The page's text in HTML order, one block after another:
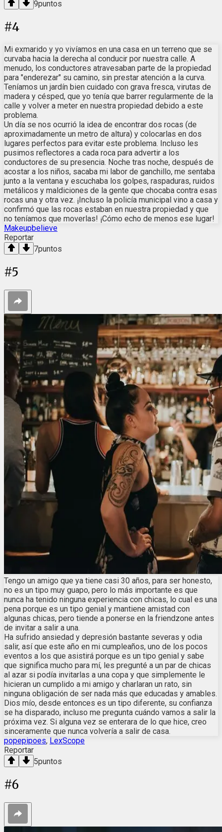
9puntos
#4
Mi exmarido y yo vivíamos en una casa en un terreno que se
curvaba hacia la derecha al conducir por nuestra calle. A
menudo, los conductores atravesaban parte de la propiedad
para "enderezar" su camino, sin prestar atención a la curva.
Teníamos un jardín bien cuidado con grava fresca, virutas de
madera y césped, que yo tenía que barrer regularmente de la
calle y volver a meter en nuestra propiedad debido a este
problema.
Un día se nos ocurrió la idea de encontrar dos rocas (de
aproximadamente un metro de altura) y colocarlas en dos
lugares perfectos para evitar este problema. Incluso les
pusimos reflectores a cada roca para advertir a los
conductores de su presencia. Noche tras noche, después de
acostar a los niños, sacaba mi labor de ganchillo, me sentaba
junto a la ventana y escuchaba los golpes, raspaduras, ruidos
metálicos y maldiciones de la gente que chocaba contra esas
rocas una y otra vez. ¡Incluso la policía municipal vino a casa y
confirmó que las rocas estaban en nuestra propiedad y que
no teníamos que moverlas! ¡Cómo echo de menos ese lugar!
Makeupbelieve
Reportar
7puntos
#5
Tengo un amigo que ya tiene casi 30 años, para ser honesto,
no es un tipo muy guapo, pero lo más importante es que
nunca ha tenido ninguna experiencia con chicas, lo cual es una
pena porque es un tipo genial y mantiene amistad con
algunas chicas, pero tiende a ponerse en la friendzone antes
de invitar a salir a una.
Ha sufrido ansiedad y depresión bastante severas y odia
salir, así que este año en mi cumpleaños, uno de los pocos
eventos a los que asistirá porque es un tipo genial y sabe
que significa mucho para mí, les pregunté a un par de chicas
al azar si podía invitarlas a una copa y que simplemente le
hicieran un cumplido a mi amigo y charlaran un rato, sin
ninguna obligación de ser nada más que educadas y amables.
Dios mío, desde entonces es un tipo diferente, su confianza
se ha disparado, incluso me pregunta cuándo vamos a salir la
próxima vez. Si alguna vez se enterara de lo que hice, creo
sinceramente que nunca volvería a salir de casa.
popepipoes, LexScope
Reportar
5puntos
#6